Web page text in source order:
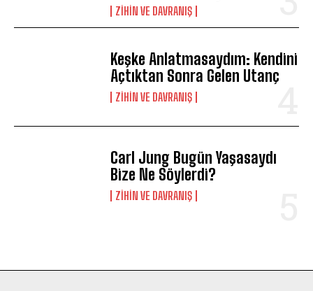
⁠ZIHIN VE DAVRANIŞ
Keşke Anlatmasaydım: Kendini
Açtıktan Sonra Gelen Utanç
⁠ZIHIN VE DAVRANIŞ
Carl Jung Bugün Yaşasaydı
Bize Ne Söylerdi?
⁠ZIHIN VE DAVRANIŞ